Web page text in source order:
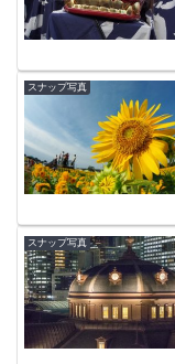
スナップ写真
スナップ写真